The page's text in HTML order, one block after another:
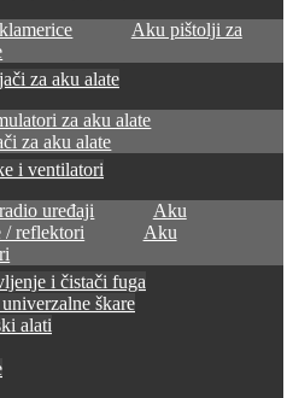
Aku pištolji za
za aku alate
za aku alate
za aku alate
i ventilatori
uređaji
Aku
/ reflektori
Aku
i čistači fuga
škare
alati